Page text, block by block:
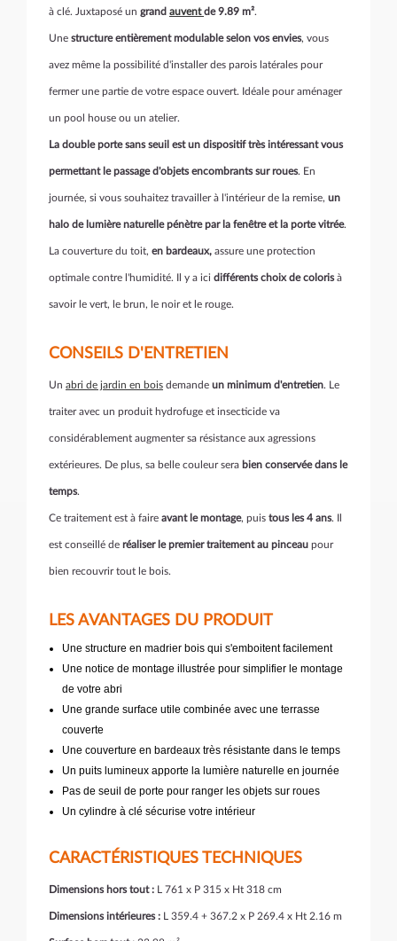
à clé. Juxtaposé un grand auventde 9.89 m².
Une structure entièrement modulable selon vos envies, vous
avez même la possibilité d'installer des parois latérales pour
fermer une partie de votre espace ouvert. Idéale pour aménager
un pool house ou un atelier.
La double porte sans seuil est un dispositif très intéressant vous
permettant le passage d'objets encombrants sur roues. En
journée, si vous souhaitez travailler à l'intérieur de la remise, un
halo de lumière naturelle pénètre par la fenêtre et la porte vitrée.
La couverture du toit, en bardeaux, assure une protection
optimale contre l'humidité. Il y a ici différents choix de colorisà
savoir le vert, le brun, le noir et le rouge.
CONSEILS D'ENTRETIEN
Un abri de jardin en bois demande un minimum d'entretien. Le
traiter avec un produit hydrofuge et insecticide va
considérablement augmenter sa résistance aux agressions
extérieures. De plus, sa belle couleur sera bien conservée dans le
temps.
Ce traitement est à faire avant le montage, puis tous les 4 ans. Il
est conseillé de réaliser le premier traitement au pinceau pour
bien recouvrir tout le bois.
LES AVANTAGES DU PRODUIT
Une structure en madrier bois qui s'emboitent facilement
Une notice de montage illustrée pour simplifier le montage
de votre abri
Une grande surface utile combinée avec une terrasse
couverte
Une couverture en bardeaux très résistante dans le temps
Un puits lumineux apporte la lumière naturelle en journée
Pas de seuil de porte pour ranger les objets sur roues
Un cylindre à clé sécurise votre intérieur
CARACTÉRISTIQUES TECHNIQUES
Dimensions hors tout : L 761 x P 315 x Ht 318 cm
Dimensions intérieures : L 359.4 + 367.2 x P 269.4 x Ht 2.16 m